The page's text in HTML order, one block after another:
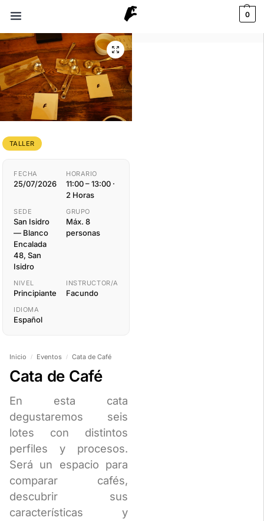
0
TALLER
FECHA
25/07/2026
HORARIO
11:00 – 13:00 ·
2 Horas
SEDE
San Isidro
— Blanco
Encalada
48, San
Isidro
GRUPO
Máx. 8
personas
NIVEL
Principiante
INSTRUCTOR/A
Facundo
IDIOMA
Español
Inicio / Eventos / Cata de Café
Cata de Café
En esta cata
degustaremos seis
lotes con distintos
perfiles y procesos.
Será un espacio para
comparar cafés,
descubrir sus
características y